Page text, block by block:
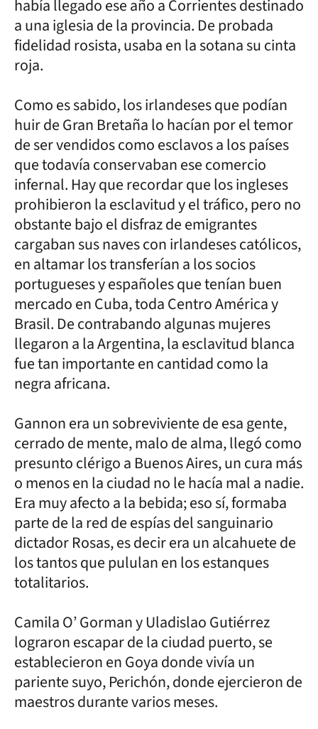
había llegado ese año a Corrientes destinado
a una iglesia de la provincia. De probada
fidelidad rosista, usaba en la sotana su cinta
roja.
Como es sabido, los irlandeses que podían
huir de Gran Bretaña lo hacían por el temor
de ser vendidos como esclavos a los países
que todavía conservaban ese comercio
infernal. Hay que recordar que los ingleses
prohibieron la esclavitud y el tráfico, pero no
obstante bajo el disfraz de emigrantes
cargaban sus naves con irlandeses católicos,
en altamar los transferían a los socios
portugueses y españoles que tenían buen
mercado en Cuba, toda Centro América y
Brasil. De contrabando algunas mujeres
llegaron a la Argentina, la esclavitud blanca
fue tan importante en cantidad como la
negra africana.
Gannon era un sobreviviente de esa gente,
cerrado de mente, malo de alma, llegó como
presunto clérigo a Buenos Aires, un cura más
o menos en la ciudad no le hacía mal a nadie.
Era muy afecto a la bebida; eso sí, formaba
parte de la red de espías del sanguinario
dictador Rosas, es decir era un alcahuete de
los tantos que pululan en los estanques
totalitarios.
Camila O’ Gorman y Uladislao Gutiérrez
lograron escapar de la ciudad puerto, se
establecieron en Goya donde vivía un
pariente suyo, Perichón, donde ejercieron de
maestros durante varios meses.